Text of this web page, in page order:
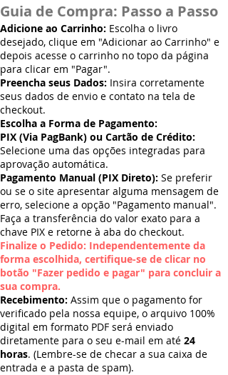
Guia de Compra: Passo a Passo
Adicione ao Carrinho: Escolha o livro
desejado, clique em "Adicionar ao Carrinho" e
depois acesse o carrinho no topo da página
para clicar em "Pagar".
Preencha seus Dados: Insira corretamente
seus dados de envio e contato na tela de
checkout.
Escolha a Forma de Pagamento:
PIX (Via PagBank) ou Cartão de Crédito:
Selecione uma das opções integradas para
aprovação automática.
Pagamento Manual (PIX Direto): Se preferir
ou se o site apresentar alguma mensagem de
erro, selecione a opção "Pagamento manual".
Faça a transferência do valor exato para a
chave PIX e retorne à aba do checkout.
Finalize o Pedido: Independentemente da
forma escolhida, certifique-se de clicar no
botão "Fazer pedido e pagar" para concluir a
sua compra.
Recebimento: Assim que o pagamento for
verificado pela nossa equipe, o arquivo 100%
digital em formato PDF será enviado
diretamente para o seu e-mail em até 24
horas. (Lembre-se de checar a sua caixa de
entrada e a pasta de spam).